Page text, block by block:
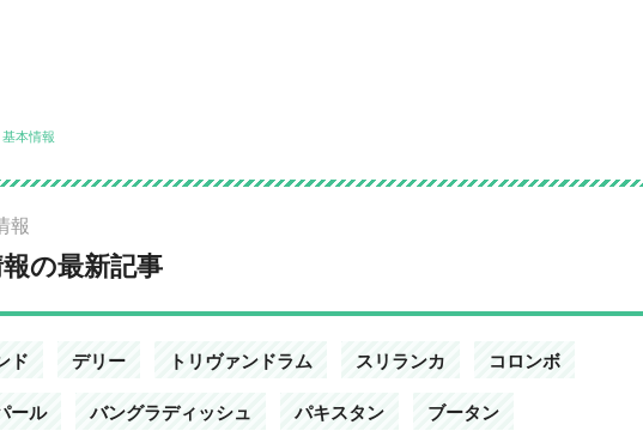
基本情報
報
の最新記事
ド デリー トリヴァンドラム スリランカ コロンボ
ール バングラディッシュ パキスタン ブータン